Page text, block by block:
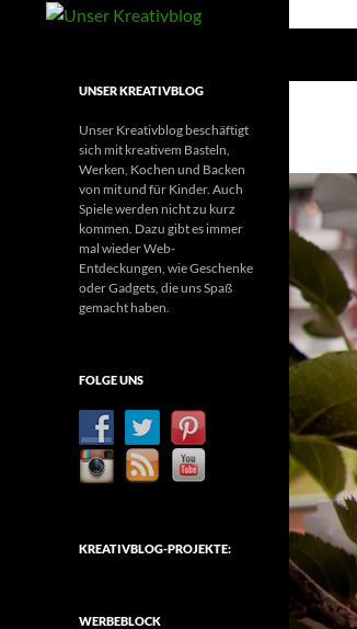
Kreatives Basteln, Werken und mehr
UNSER KREATIVBLOG
Unser Kreativblog beschäftigt
sich mit kreativem Basteln,
Werken, Kochen und Backen
von mit und für Kinder. Auch
Spiele werden nicht zu kurz
kommen. Dazu gibt es immer
mal wieder Web-
Entdeckungen, wie Geschenke
oder Gadgets, die uns Spaß
gemacht haben.
FOLGE UNS
KREATIVBLOG-PROJEKTE:
WERBEBLOCK